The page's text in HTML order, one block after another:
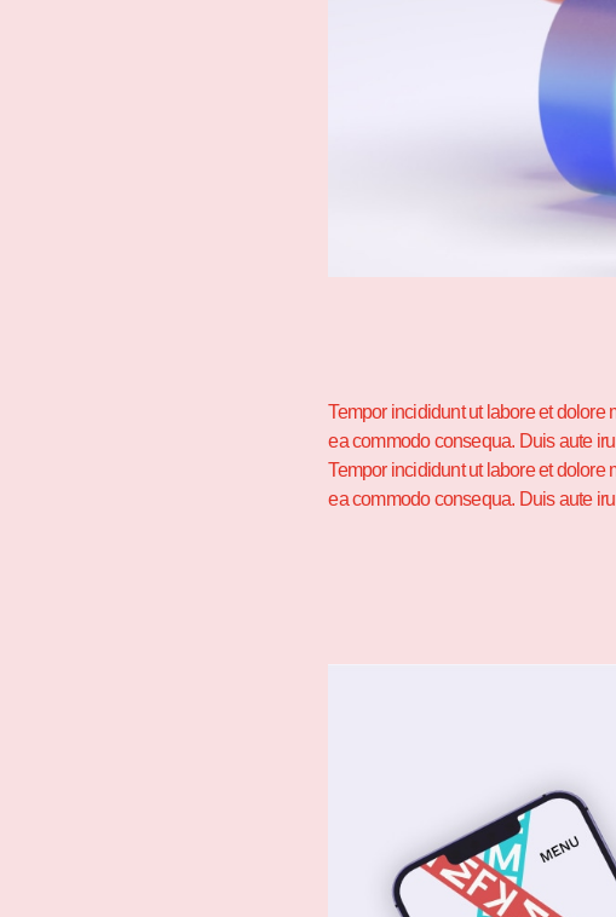
Tempor incididunt ut labore et
ea commodo consequa. Duis aute
Tempor incididunt ut labore et
ea commodo consequa. Duis aute